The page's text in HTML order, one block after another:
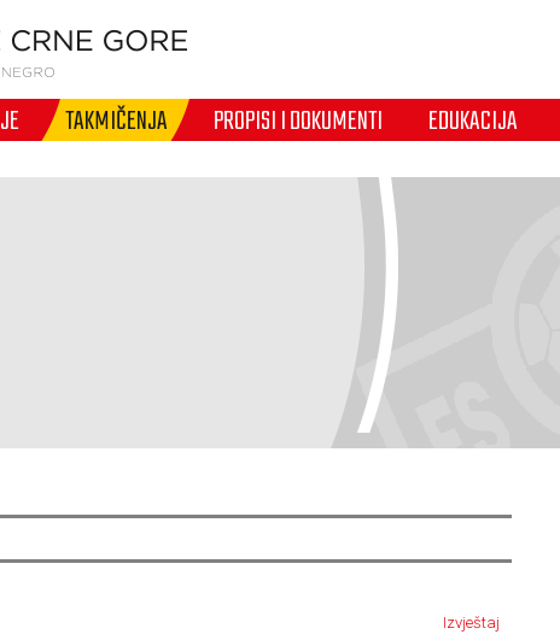
TAKMIČENJA PROPISI I DOKUMENTI EDUKACIJA
Izvještaj